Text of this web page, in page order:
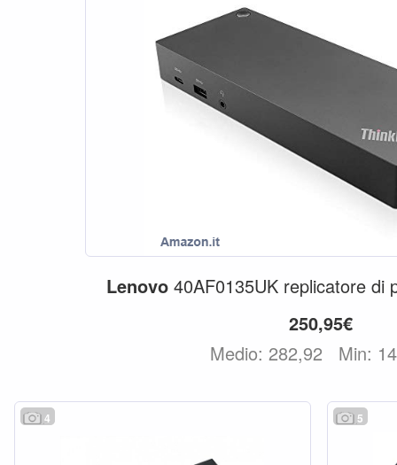
Lenovo 40AF0135UK replicatore di
250,95€
Medio: 282,92
Min:
4 5